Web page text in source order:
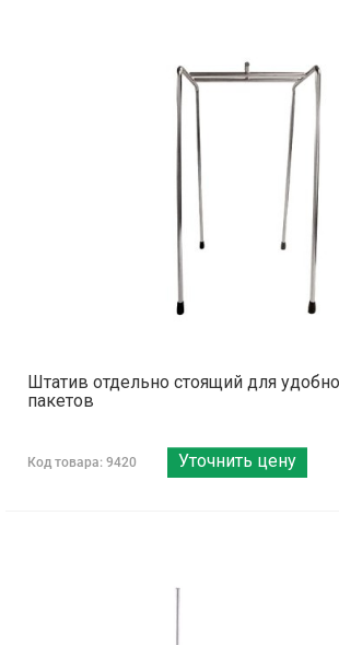
Штатив отдельно стоящий для
пакетов
Код товара: 9420 Уточнить цену